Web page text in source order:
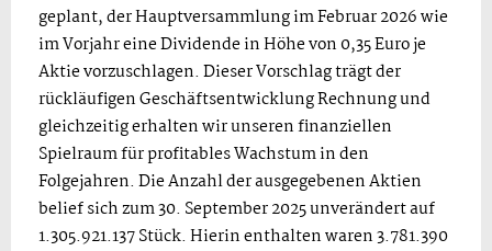
geplant, der Hauptversammlung im Februar 2026 wie
im Vorjahr eine Dividende in Höhe von 0,35 Euro je
Aktie vorzuschlagen. Dieser Vorschlag trägt der
rückläufigen Geschäftsentwicklung Rechnung und
gleichzeitig erhalten wir unseren finanziellen
Spielraum für profitables Wachstum in den
Folgejahren. Die Anzahl der ausgegebenen Aktien
belief sich zum 30. September 2025 unverändert auf
1.305.921.137 Stück. Hierin enthalten waren 3.781.390